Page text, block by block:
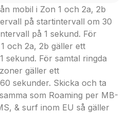
mobil i Zon 1 och 2a, 2b
på startintervall om 30
på 1 sekund. För
och 2a, 2b gäller ett
sekund. För samtal ringda
gäller ett
sekunder. Skicka och ta
som Roaming per MB-
& surf inom EU så gäller